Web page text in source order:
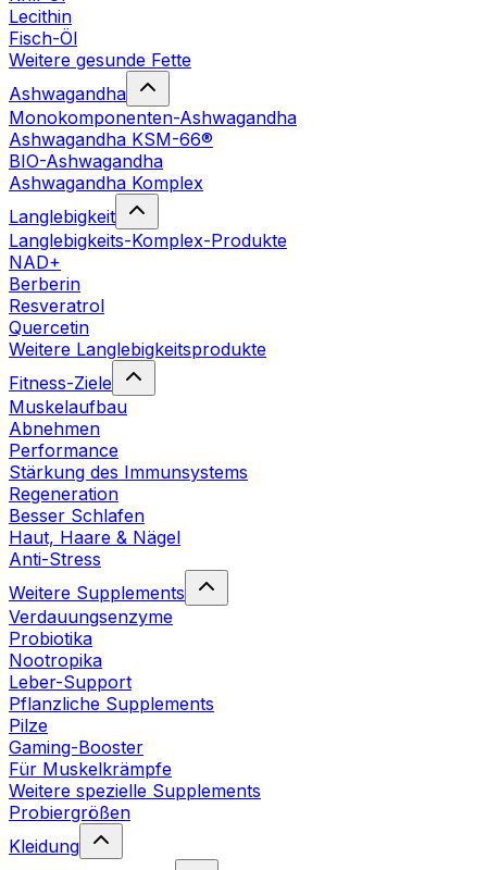
Lecithin
Fisch-Öl
Weitere gesunde Fette
Ashwagandha
Monokomponenten-Ashwagandha
Ashwagandha KSM-66®
BIO-Ashwagandha
Ashwagandha Komplex
Langlebigkeit
Langlebigkeits-Komplex-Produkte
NAD+
Berberin
Resveratrol
Quercetin
Weitere Langlebigkeitsprodukte
Fitness-Ziele
Muskelaufbau
Abnehmen
Performance
Stärkung des Immunsystems
Regeneration
Besser Schlafen
Haut, Haare & Nägel
Anti-Stress
Weitere Supplements
Verdauungsenzyme
Probiotika
Nootropika
Leber-Support
Pflanzliche Supplements
Pilze
Gaming-Booster
Für Muskelkrämpfe
Weitere spezielle Supplements
Probiergrößen
Kleidung